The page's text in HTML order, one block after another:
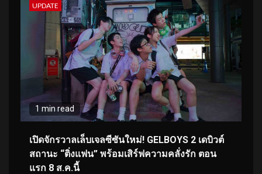
UPDATE
1 min read
เปิดจักรวาลเล็บเจลซีซันใหม่! GELBOYS 2 เดบิวต์
สถานะ “ติ่งแฟน” พร้อมเสิร์ฟความคลั่งรัก ตอน
แรก 8 ส.ค.นี้